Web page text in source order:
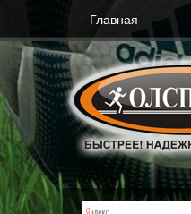
Главная